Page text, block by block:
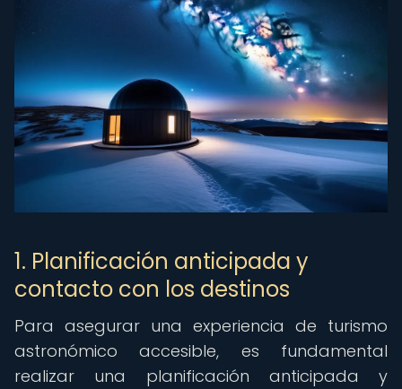
1. Planificación anticipada y
contacto con los destinos
Para asegurar una experiencia de turismo
astronómico accesible, es fundamental
realizar una planificación anticipada y